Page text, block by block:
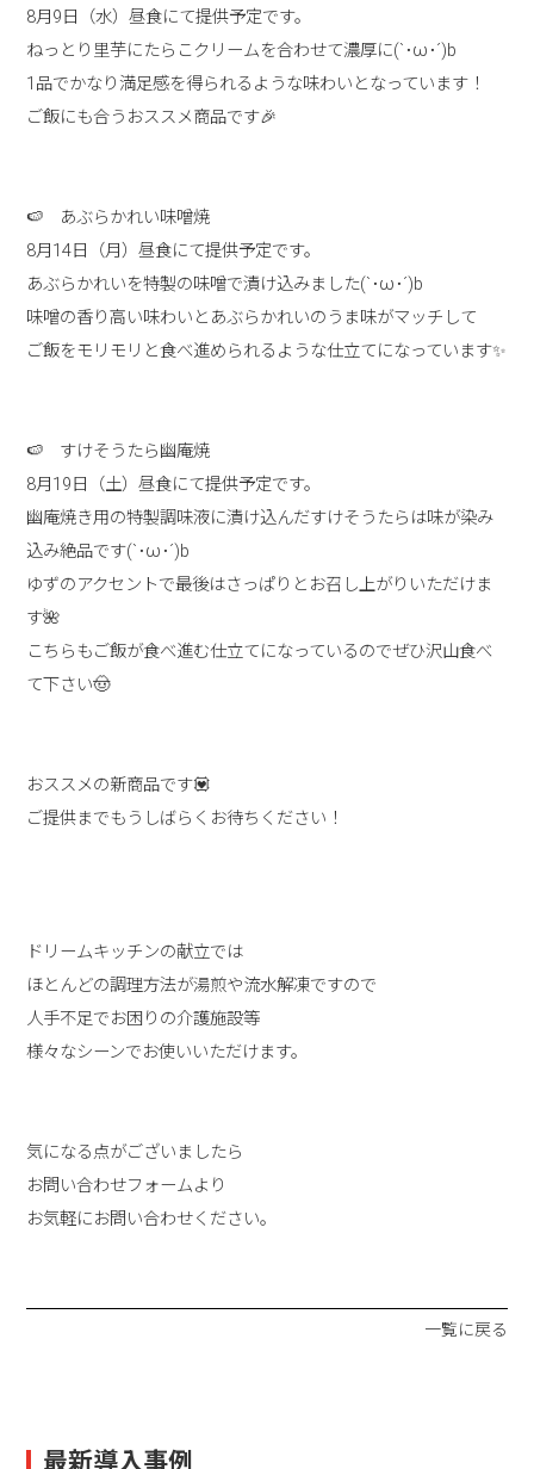
8月9日（水）昼食にて提供予定です。
ねっとり里芋にたらこクリームを合わせて濃厚に(`･ω･´)b
1品でかなり満足感を得られるような味わいとなっています！
ご飯にも合うおススメ商品です🎉
🍉 あぶらかれい味噌焼
8月14日（月）昼食にて提供予定です。
あぶらかれいを特製の味噌で漬け込みました(`･ω･´)b
味噌の香り高い味わいとあぶらかれいのうま味がマッチして
ご飯をモリモリと食べ進められるような仕立てになっています✨
🍉 すけそうたら幽庵焼
8月19日（土）昼食にて提供予定です。
幽庵焼き用の特製調味液に漬け込んだすけそうたらは味が染み
込み絶品です(`･ω･´)b
ゆずのアクセントで最後はさっぱりとお召し上がりいただけま
す🌺
こちらもご飯が食べ進む仕立てになっているのでぜひ沢山食べ
て下さい🤠
おススメの新商品です💟
ご提供までもうしばらくお待ちください！
ドリームキッチンの献立では
ほとんどの調理方法が湯煎や流水解凍ですので
人手不足でお困りの介護施設等
様々なシーンでお使いいただけます。
気になる点がございましたら
お問い合わせフォームより
お気軽にお問い合わせください。
一覧に戻る
最新導入事例